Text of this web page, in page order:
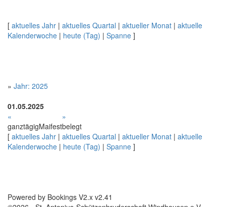
[ aktuelles Jahr | aktuelles Quartal | aktueller Monat | aktuelle
Kalenderwoche | heute (Tag) | Spanne ]
» Jahr: 2025
01.05.2025
«
»
ganztägigMaifestbelegt
[ aktuelles Jahr | aktuelles Quartal | aktueller Monat | aktuelle
Kalenderwoche | heute (Tag) | Spanne ]
Powered by Bookings V2.x v2.41